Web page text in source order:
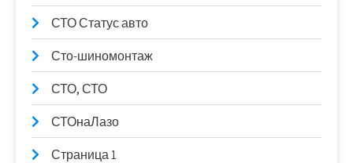
СТО Статус авто
Сто-шиномонтаж
СТО, СТО
СТОнаЛазо
Страница 1